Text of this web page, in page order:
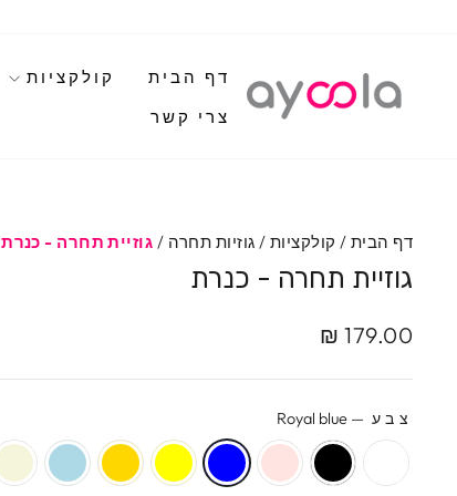
דף הבית קולקציות
צרי קשר
דף הבית / קולקציות / גוזיות תחרה / גוזיית תחרה - כנרת
גוזיית תחרה - כנרת
מחיר
מחיר
179.00 ₪
צבע —
Royal blue